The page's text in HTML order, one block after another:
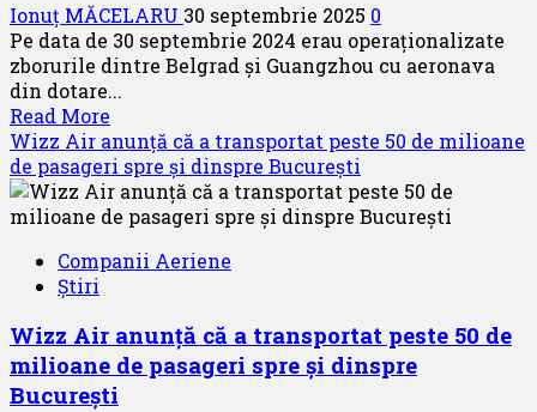
Air
Ionuț MĂCELARU 30 septembrie 2025 0
Pe data de 30 septembrie 2024 erau operaționalizate
zborurile dintre Belgrad și Guangzhou cu aeronava
din dotare...
Read More
more
about
O
nouă
de
Air
Serbia
Wizz Air anunță că a transportat peste 50 de milioane
de pasageri spre și dinspre București
Companii Aeriene
Știri
Wizz Air anunță că a transportat peste 50 de
milioane de pasageri spre și dinspre
București